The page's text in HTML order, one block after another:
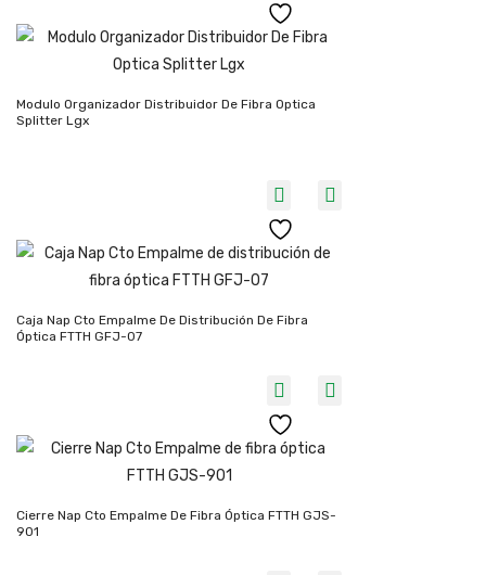
Modulo Organizador Distribuidor De Fibra Optica
Splitter Lgx
Caja Nap Cto Empalme De Distribución De Fibra
Óptica FTTH GFJ-07
Cierre Nap Cto Empalme De Fibra Óptica FTTH GJS-
901